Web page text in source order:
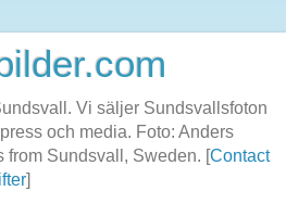
Vi säljer Sundsvallsfoton
och media. Foto: Anders
from Sundsvall, Sweden. [Contact
]